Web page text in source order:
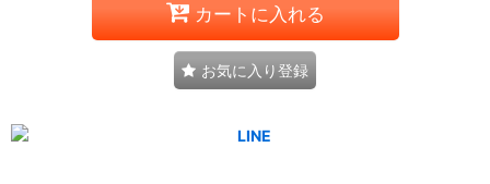
カートに入れる
お気に入り登録